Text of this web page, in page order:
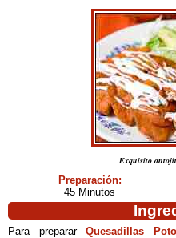
Exquisito
Preparación:
45 Minutos
Para preparar Quesadillas